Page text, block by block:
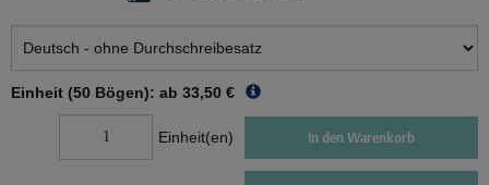
Einheit (50 Bögen): ab 33,50 €
Einheit(en) In den Warenkorb